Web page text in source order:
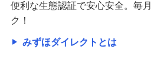
便利な生態認証で安心安全。毎
ク！
みずほダイレクトとは